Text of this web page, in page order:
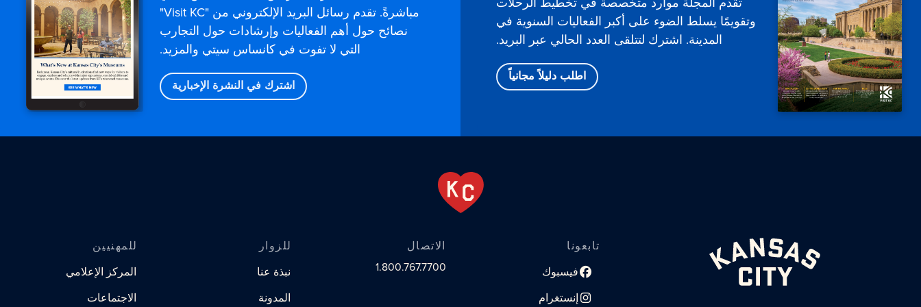
وتقويمًا يسلط الضوء على أكبر الفعاليات السنوية في
المدينة. اشترك لتتلقى العدد الحالي عبر البريد.
اطلب دليلاً مجانياً
مباشرةً. تقدم رسائل البريد الإلكتروني من "Visit KC"
نصائح حول أهم الفعاليات وإرشادات حول التجارب
التي لا تفوت في كانساس سيتي والمزيد.
اشترك في النشرة الإخبارية
تابعونا
فيسبوك
رابط الملف الشخصي على مواقع التواصل الاجتماعي
إنستغرام
الاتصال
1.800.767.7700
للزوار
نبذة عنا
المدونة
للمهنيين
المركز الإعلامي
الاجتماعات